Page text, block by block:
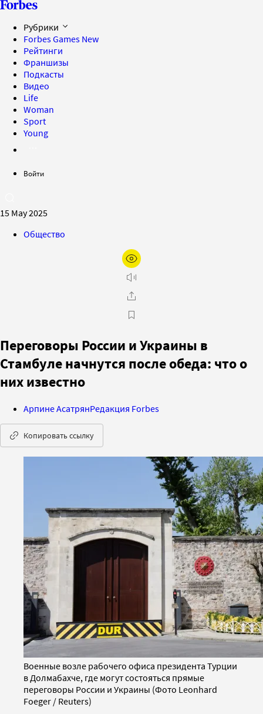
Рубрики
Forbes Games New
Рейтинги
Франшизы
Подкасты
Видео
Life
Woman
Sport
Young
Войти
15 May 2025
Общество
Переговоры России и Украины в
Стамбуле начнутся после обеда: что о
них известно
Арпине АсатрянРедакция Forbes
Копировать ссылку
Военные возле рабочего офиса президента Турции
в Долмабахче, где могут состояться прямые
переговоры России и Украины (Фото Leonhard
Foeger / Reuters)